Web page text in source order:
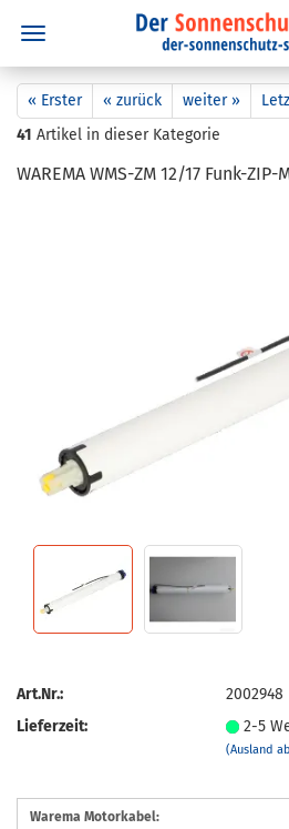
« Erster « zurück weiter »
41 Artikel in dieser Kategorie
WA­RE­MA WMS-​ZM 12/17 Funk-​
Art.Nr.:
2002948
Lieferzeit:
2-5
(Ausland
Warema Motorkabel: